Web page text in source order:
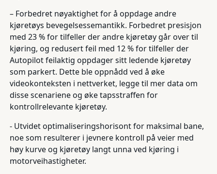
– Forbedret nøyaktighet for å oppdage andre
kjøretøys bevegelsessemantikk. Forbedret presisjon
med 23 % for tilfeller der andre kjøretøy går over til
kjøring, og redusert feil med 12 % for tilfeller der
Autopilot feilaktig oppdager sitt ledende kjøretøy
som parkert. Dette ble oppnådd ved å øke
videokonteksten i nettverket, legge til mer data om
disse scenariene og øke tapsstraffen for
kontrollrelevante kjøretøy.
- Utvidet optimaliseringshorisont for maksimal bane,
noe som resulterer i jevnere kontroll på veier med
høy kurve og kjøretøy langt unna ved kjøring i
motorveihastigheter.